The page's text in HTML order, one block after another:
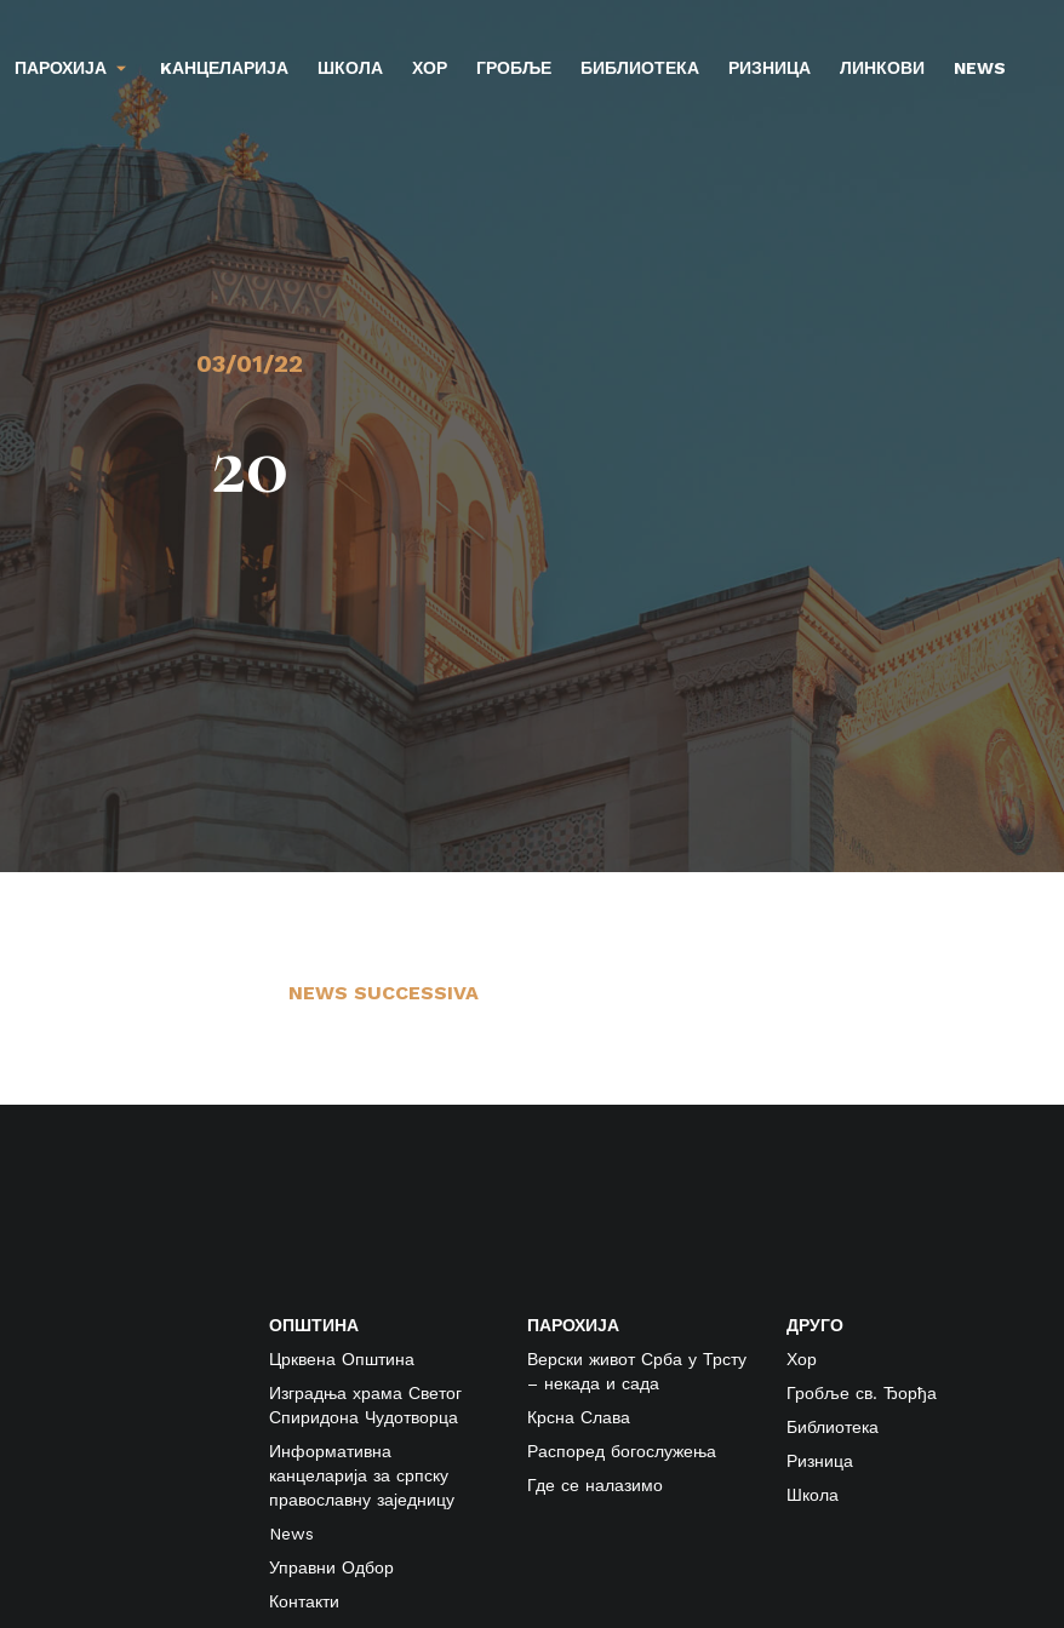
ПАРОХИЈА KАНЦЕЛАРИЈА ШКОЛА ХОР ГРОБЉЕ БИБЛИОТЕКА РИЗНИЦА ЛИНКОВИ NEWS
03/01/22
20
NEWS SUCCESSIVA
ОПШТИНА
Црквена Општина
Изградња храма Светог
Спиридона Чудотворца
Информативна
канцеларија за српску
православну заједницу
News
Управни Одбор
Контакти
ПАРОХИЈА
Верски живот Срба у Трсту
– некада и сада
Крсна Слава
Распоред богослужења
Где се налазимо
ДРУГО
Хор
Гробље св. Ђорђа
Библиотека
Ризница
Школа